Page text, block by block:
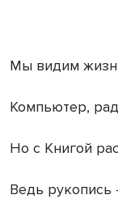
Мы видим
Компьютер,
Но с Книгой
Ведь рукопись